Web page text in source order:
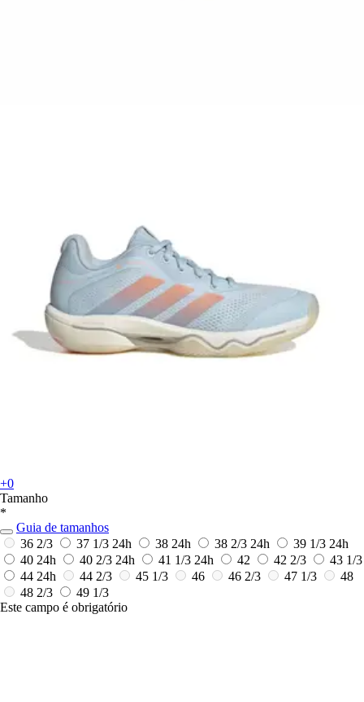
+0
Tamanho
*
Guia de tamanhos
36 2/3
37 1/3 24h 38 24h 38 2/3 24h 39 1/3 24h
40 24h 40 2/3 24h 41 1/3 24h 42 42 2/3
43 1/3
44 24h 44 2/3 45 1/3 46 46 2/3 47 1/3
48
48 2/3
49 1/3
Este campo é obrigatório